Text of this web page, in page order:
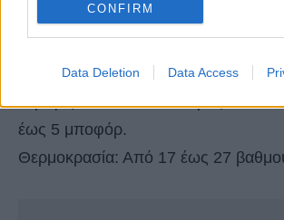
CONFIRM
Data Deletion Data Access
ΑΤΤΙΚΗ
Ανεμοι: Δυτικοί βορειοδυτικοί 3 με
στρεφόμενοι από το απόγευμα σε
έως 5 μποφόρ.
Θερμοκρασία: Από 17 έως 27